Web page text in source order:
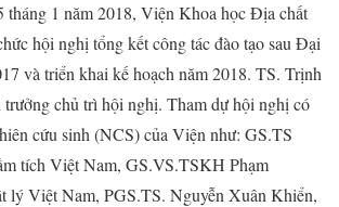
tháng 1 năm 2018, Viện Khoa học Địa chất
hội nghị tổng kết công tác đào tạo sau Đại
và triển khai kế hoạch năm 2018. TS. Trịnh
chủ trì hội nghị. Tham dự hội nghị có
cứu sinh (NCS) của Viện như: GS.TS
tích Việt Nam, GS.VS.TSKH Phạm
lý Việt Nam, PGS.TS. Nguyễn Xuân Khiển,